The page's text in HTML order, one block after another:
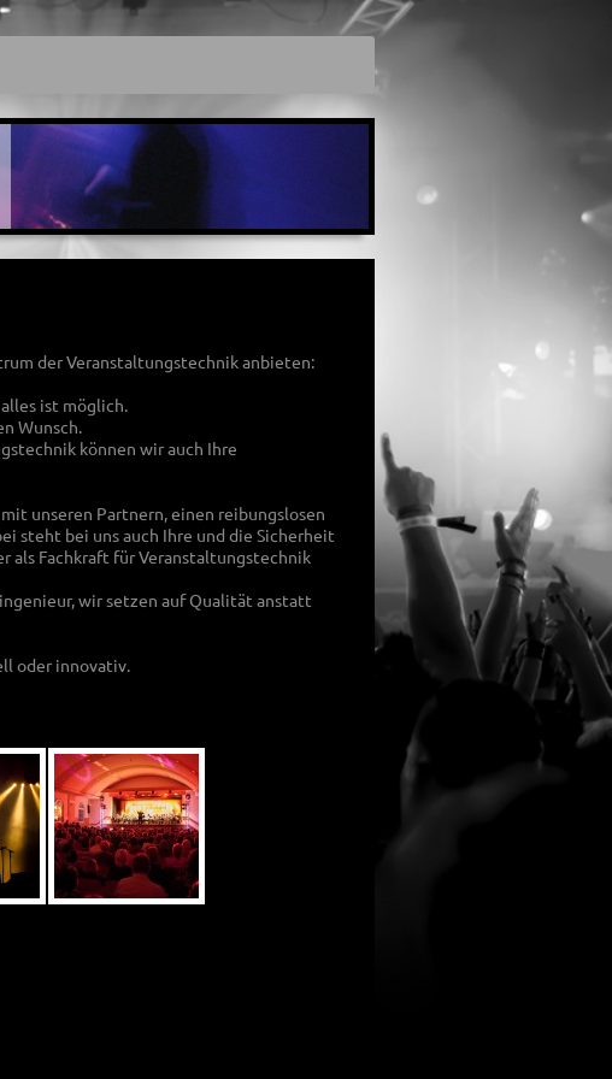
der Veranstaltungstechnik anbieten:
ist möglich.
Wunsch.
können wir auch Ihre
unseren Partnern, einen reibungslosen
steht bei uns auch Ihre und die Sicherheit
als Fachkraft für Veranstaltungstechnik
wir setzen auf Qualität anstatt
oder innovativ.